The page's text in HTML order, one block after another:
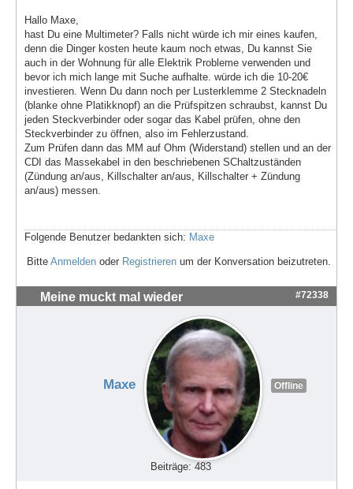
Hallo Maxe,
hast Du eine Multimeter? Falls nicht würde ich mir eines kaufen,
denn die Dinger kosten heute kaum noch etwas, Du kannst Sie
auch in der Wohnung für alle Elektrik Probleme verwenden und
bevor ich mich lange mit Suche aufhalte. würde ich die 10-20€
investieren. Wenn Du dann noch per Lusterklemme 2 Stecknadeln
(blanke ohne Platikknopf) an die Prüfspitzen schraubst, kannst Du
jeden Steckverbinder oder sogar das Kabel prüfen, ohne den
Steckverbinder zu öffnen, also im Fehlerzustand.
Zum Prüfen dann das MM auf Ohm (Widerstand) stellen und an der
CDI das Massekabel in den beschriebenen SChaltzuständen
(Zündung an/aus, Killschalter an/aus, Killschalter + Zündung
an/aus) messen.
Folgende Benutzer bedankten sich: Maxe
Bitte Anmelden oder Registrieren um der Konversation beizutreten.
Meine muckt mal wieder #72338
Maxe Offline
Beiträge: 483